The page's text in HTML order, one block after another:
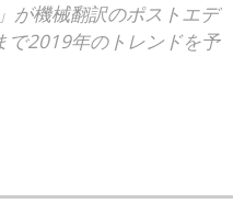
が機械翻訳のポストエデ
で2019年のトレンドを予